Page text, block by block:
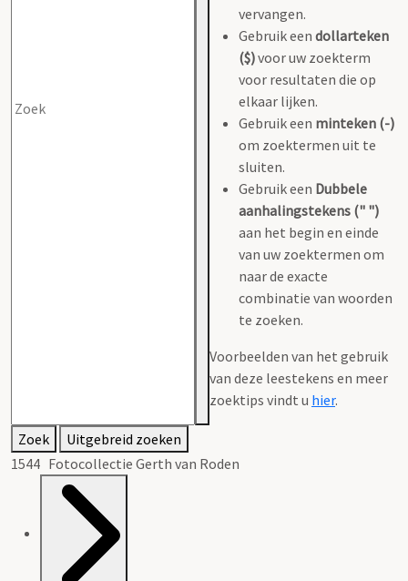
vervangen.
Gebruik een dollarteken
($)voor uw zoekterm
voor resultaten die op
elkaar lijken.
Gebruik een minteken (-)
om zoektermen uit te
sluiten.
Gebruik een Dubbele
aanhalingstekens (" ")
aan het begin en einde
van uw zoektermen om
naar de exacte
combinatie van woorden
te zoeken.
Voorbeelden van het gebruik
van deze leestekens en meer
zoektips vindt u hier.
Zoek
Uitgebreid zoeken
1544 Fotocollectie Gerth van Roden